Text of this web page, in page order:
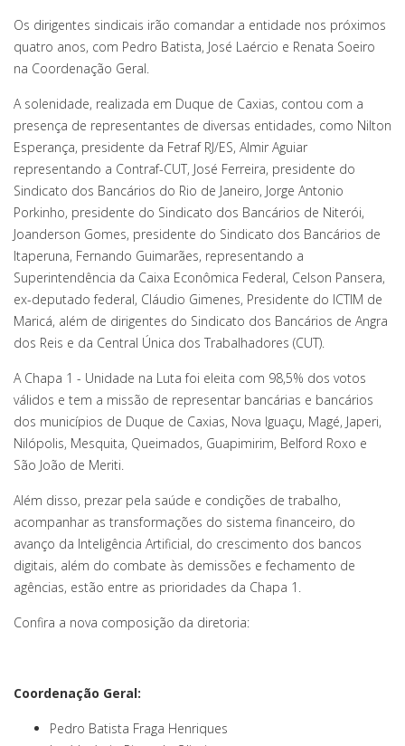
Os dirigentes sindicais irão comandar a entidade nos próximos
quatro anos, com Pedro Batista, José Laércio e Renata Soeiro
na Coordenação Geral.
A solenidade, realizada em Duque de Caxias, contou com a
presença de representantes de diversas entidades, como Nilton
Esperança, presidente da Fetraf RJ/ES, Almir Aguiar
representando a Contraf-CUT, José Ferreira, presidente do
Sindicato dos Bancários do Rio de Janeiro, Jorge Antonio
Porkinho, presidente do Sindicato dos Bancários de Niterói,
Joanderson Gomes, presidente do Sindicato dos Bancários de
Itaperuna, Fernando Guimarães, representando a
Superintendência da Caixa Econômica Federal, Celson Pansera,
ex-deputado federal, Cláudio Gimenes, Presidente do ICTIM de
Maricá, além de dirigentes do Sindicato dos Bancários de Angra
dos Reis e da Central Única dos Trabalhadores (CUT).
A Chapa 1 - Unidade na Luta foi eleita com 98,5% dos votos
válidos e tem a missão de representar bancárias e bancários
dos municípios de Duque de Caxias, Nova Iguaçu, Magé, Japeri,
Nilópolis, Mesquita, Queimados, Guapimirim, Belford Roxo e
São João de Meriti.
Além disso, prezar pela saúde e condições de trabalho,
acompanhar as transformações do sistema financeiro, do
avanço da Inteligência Artificial, do crescimento dos bancos
digitais, além do combate às demissões e fechamento de
agências, estão entre as prioridades da Chapa 1.
Confira a nova composição da diretoria:
Coordenação Geral:
Pedro Batista Fraga Henriques